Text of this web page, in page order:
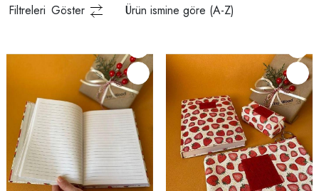
Filtreleri Göster Ürün ismine göre (A-Z)